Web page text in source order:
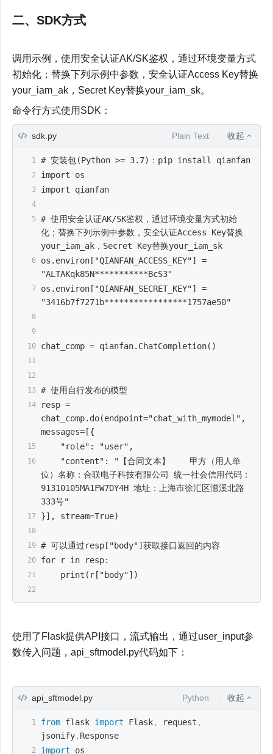
二、SDK方式
调用示例，使用安全认证AK/SK鉴权，通过环境变量方式
初始化；替换下列示例中参数，安全认证Access Key替换
your_iam_ak，Secret Key替换your_iam_sk。
命令行方式使用SDK：
sdk.py Plain Text 收起
# 安装包(Python >= 3.7)：pip install qianfan
import os
import qianfan
# 使用安全认证AK/SK鉴权，通过环境变量方式初始
化；替换下列示例中参数，安全认证Access Key替换
your_iam_ak，Secret Key替换your_iam_sk
os.environ["QIANFAN_ACCESS_KEY"] =
"ALTAKqk85N***********BcS3"
os.environ["QIANFAN_SECRET_KEY"] =
"3416b7f7271b*****************1757ae50"
chat_comp = qianfan.ChatCompletion()
# 使用自行发布的模型
resp =
chat_comp.do(endpoint="chat_with_mymodel",
messages=[{
    "role": "user",
    "content": "【合同文本】    甲方（用人单
位）名称：合联电子科技有限公司 统一社会信用代码：
91310105MA1FW7DY4H 地址：上海市徐汇区漕溪北路
333号"
}], stream=True)
# 可以通过resp["body"]获取接口返回的内容
for r in resp:
    print(r["body"])
使用了Flask提供API接口，流式输出，通过user_input参
数传入问题，api_sftmodel.py代码如下：
api_sftmodel.py Python 收起
from flask import Flask, request ,
jsonify, Response
import os